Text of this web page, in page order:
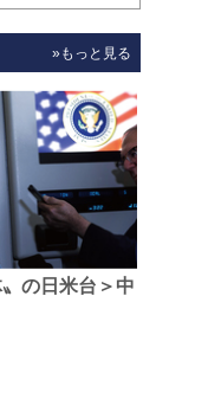
»もっと見る
の日米台＞中